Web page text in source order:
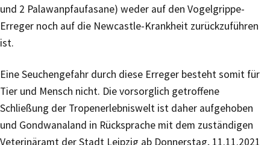
und 2 Palawanpfaufasane) weder auf den Vogelgrippe-
Erreger noch auf die Newcastle-Krankheit zurückzuführen
ist.
Eine Seuchengefahr durch diese Erreger besteht somit für
Tier und Mensch nicht. Die vorsorglich getroffene
Schließung der Tropenerlebniswelt ist daher aufgehoben
und Gondwanaland in Rücksprache mit dem zuständigen
Veterinäramt der Stadt Leipzig ab Donnerstag, 11.11.2021